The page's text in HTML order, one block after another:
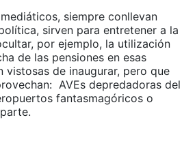
siempre conllevan
sirven para entretener a la
por ejemplo, la utilización
de las pensiones en esas
vistosas de inaugurar, pero que
AVEs depredadoras del
fantasmagóricos o